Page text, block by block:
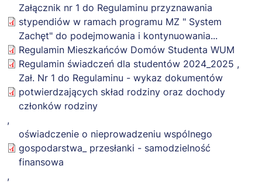
merge, publish,
distribute,
sublicense, and/or
sell copies of the
Software, and to
permit persons to
whom the Software
following conditions:
The above copyright
Załącznik nr 1 do Regulaminu przyznawania
stypendiów w ramach programu MZ " System
Zachęt" do podejmowania i kontynuowania...
Regulamin Mieszkańców Domów Studenta WUM
Regulamin świadczeń dla studentów 2024_2025 ,
Zał. Nr 1 do Regulaminu - wykaz dokumentów
potwierdzających skład rodziny oraz dochody
członków rodziny
,
oświadczenie o nieprowadzeniu wspólnego
gospodarstwa_ przesłanki - samodzielność
finansowa
,